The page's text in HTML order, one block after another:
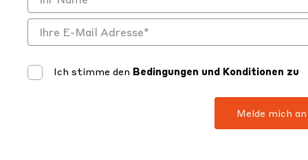
Ich stimme den Bedingungen und Konditionen zu